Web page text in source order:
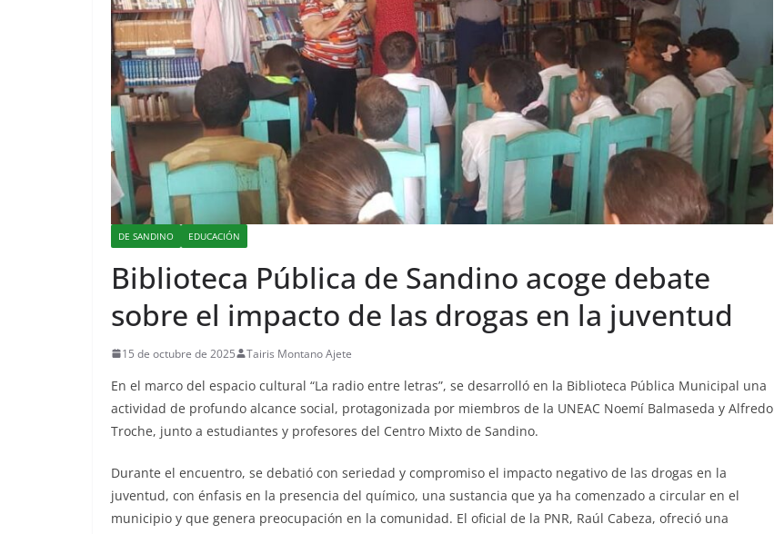
DE SANDINO EDUCACIÓN
Biblioteca Pública de Sandino acoge debate
sobre el impacto de las drogas en la juventud
15 de octubre de 2025 Tairis Montano Ajete
En el marco del espacio cultural “La radio entre letras”, se desarrolló en la Biblioteca Pública Municipal una
actividad de profundo alcance social, protagonizada por miembros de la UNEAC Noemí Balmaseda y Alfredo
Troche, junto a estudiantes y profesores del Centro Mixto de Sandino.
Durante el encuentro, se debatió con seriedad y compromiso el impacto negativo de las drogas en la
juventud, con énfasis en la presencia del químico, una sustancia que ya ha comenzado a circular en el
municipio y que genera preocupación en la comunidad. El oficial de la PNR, Raúl Cabeza, ofreció una